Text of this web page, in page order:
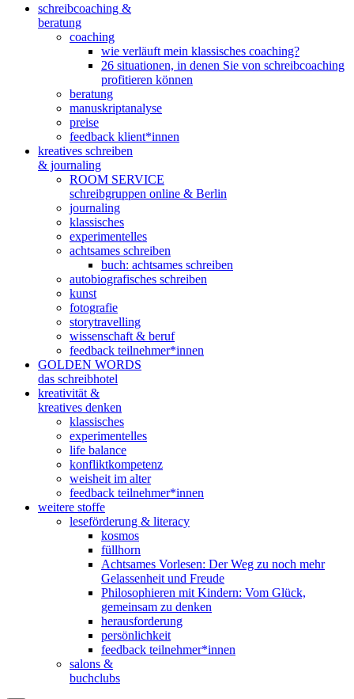
schreibcoaching &
beratung
coaching
wie verläuft mein klassisches coaching?
26 situationen, in denen Sie von schreibcoaching
profitieren können
beratung
manuskriptanalyse
preise
feedback klient*innen
kreatives schreiben
& journaling
ROOM SERVICE
schreibgruppen online & Berlin
journaling
klassisches
experimentelles
achtsames schreiben
buch: achtsames schreiben
autobiografisches schreiben
kunst
fotografie
storytravelling
wissenschaft & beruf
feedback teilnehmer*innen
GOLDEN WORDS
das schreibhotel
kreativität &
kreatives denken
klassisches
experimentelles
life balance
konfliktkompetenz
weisheit im alter
feedback teilnehmer*innen
weitere stoffe
leseförderung & literacy
kosmos
füllhorn
Achtsames Vorlesen: Der Weg zu noch mehr
Gelassenheit und Freude
Philosophieren mit Kindern: Vom Glück,
gemeinsam zu denken
herausforderung
persönlichkeit
feedback teilnehmer*innen
salons &
buchclubs